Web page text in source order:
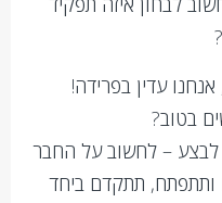
עדין בפרידה!
בטוב?
– לחשוב על החבר
ותתפתח, תתקדם ביחד